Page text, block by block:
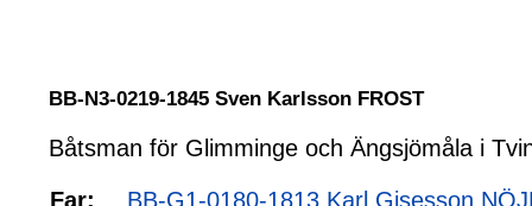
BB-N3-0219-1845 Sven Karlsson FROST
Båtsman för Glimminge och Ängsjömåla i
Far:
BB-G1-0180-1813 Karl Gisesson